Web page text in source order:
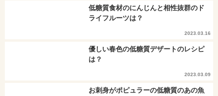
低糖質食材のにんじんと相性抜群のド
ライフルーツは？
2023.03.16
優しい春色の低糖質デザートのレシピ
は？
2023.03.09
お刺身がポピュラーの低糖質のあの魚